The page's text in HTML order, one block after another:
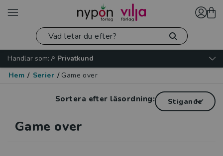
Handlar som:
Privatkund
Hem / Serier / Game over
Sortera efter läsordning:
Game over